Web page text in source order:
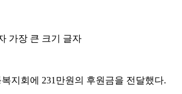
가장 큰 크기 글자
지회에 231만원의 후원금을 전달했다.